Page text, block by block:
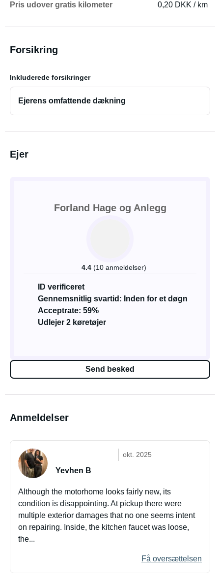
Pris udover gratis kilometer 0,20 DKK / km
Forsikring
Inkluderede forsikringer
Ejerens omfattende dækning
Ejer
Forland Hage og Anlegg
4.4 (10 anmeldelser)
ID verificeret
Gennemsnitlig svartid: Inden for et døgn
Acceptrate: 59%
Udlejer 2 køretøjer
Send besked
Anmeldelser
okt. 2025
Yevhen B
Although the motorhome looks fairly new, its
condition is disappointing. At pickup there were
multiple exterior damages that no one seems intent
on repairing. Inside, the kitchen faucet was loose,
the...
Få oversættelsen